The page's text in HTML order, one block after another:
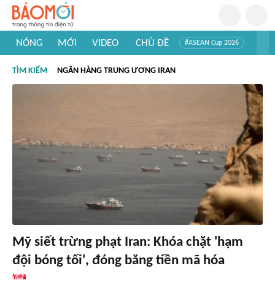
NÓNG MỚI VIDEO CHỦ ĐỀ #ASEAN Cup 2026
#Khám phá thế giới
TÌM KIẾM NGÂN HÀNG TRUNG ƯƠNG IRAN
Mỹ siết trừng phạt Iran: Khóa chặt 'hạm
đội bóng tối', đóng băng tiền mã hóa